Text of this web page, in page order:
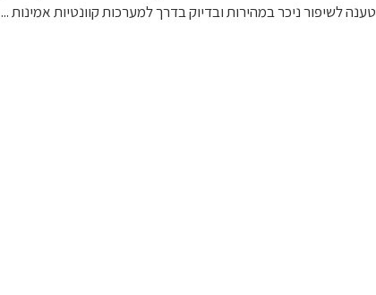
טענה לשיפור ניכר במהירות ובדיוק בדרך למערכות קוונטיות אמינות ...